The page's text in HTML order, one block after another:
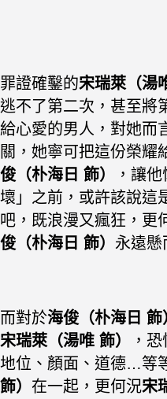
罪證確鑿的宋瑞萊（湯
逃不了第二次，甚至將
給心愛的男人，對她而
關，她寧可把這份榮耀
俊（朴海日 飾）
，讓
壞」之前，或許該說這
吧，既浪漫又瘋狂，更
俊（朴海日 飾） 永遠懸
而對於海俊（朴海日 飾
宋瑞萊（湯唯 飾）
，
地位、顏面、道德…等
飾） 在一起，更何況宋